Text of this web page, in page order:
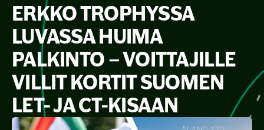
ERKKO TROPHYSSA
LUVASSA HUIMA
PALKINTO – VOITTAJILLE
VILLIT KORTIT SUOMEN
LET- JA CT-KISAAN